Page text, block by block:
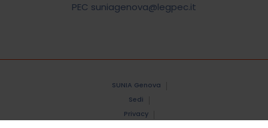
PEC suniagenova@legpec.it
SUNIA Genova
Sedi
Privacy